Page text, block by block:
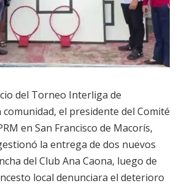
del Torneo Interliga de
el presidente del Comité
en San Francisco de Macorís,
la entrega de dos nuevos
del Club Ana Caona, luego de
local denunciara el deterioro